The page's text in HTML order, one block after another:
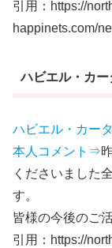
引用：https://
happinets.com/
ハビエル・カー
ハビエル・カー
本人コメント⇒
くださいました
す。
皆様の今後のご
引用：https://